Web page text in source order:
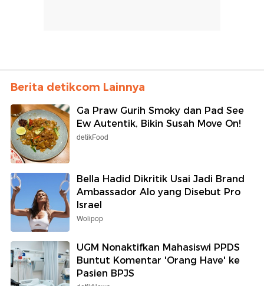
Berita detikcom Lainnya
Ga Praw Gurih Smoky dan Pad See
Ew Autentik, Bikin Susah Move On!
detikFood
Bella Hadid Dikritik Usai Jadi Brand
Ambassador Alo yang Disebut Pro
Israel
Wolipop
UGM Nonaktifkan Mahasiswi PPDS
Buntut Komentar 'Orang Have' ke
Pasien BPJS